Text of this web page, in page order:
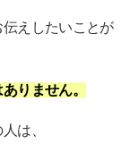
えしたいことが
りません。
は、